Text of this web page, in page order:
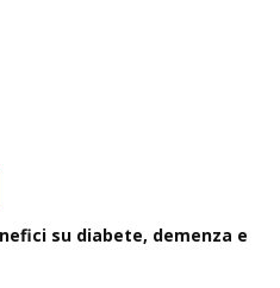
su diabete, demenza e